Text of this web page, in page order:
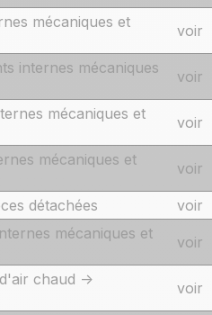
mécaniques et
voir
internes mécaniques
voir
mécaniques et
voir
mécaniques et
voir
détachées
voir
mécaniques et
voir
chaud ->
voir